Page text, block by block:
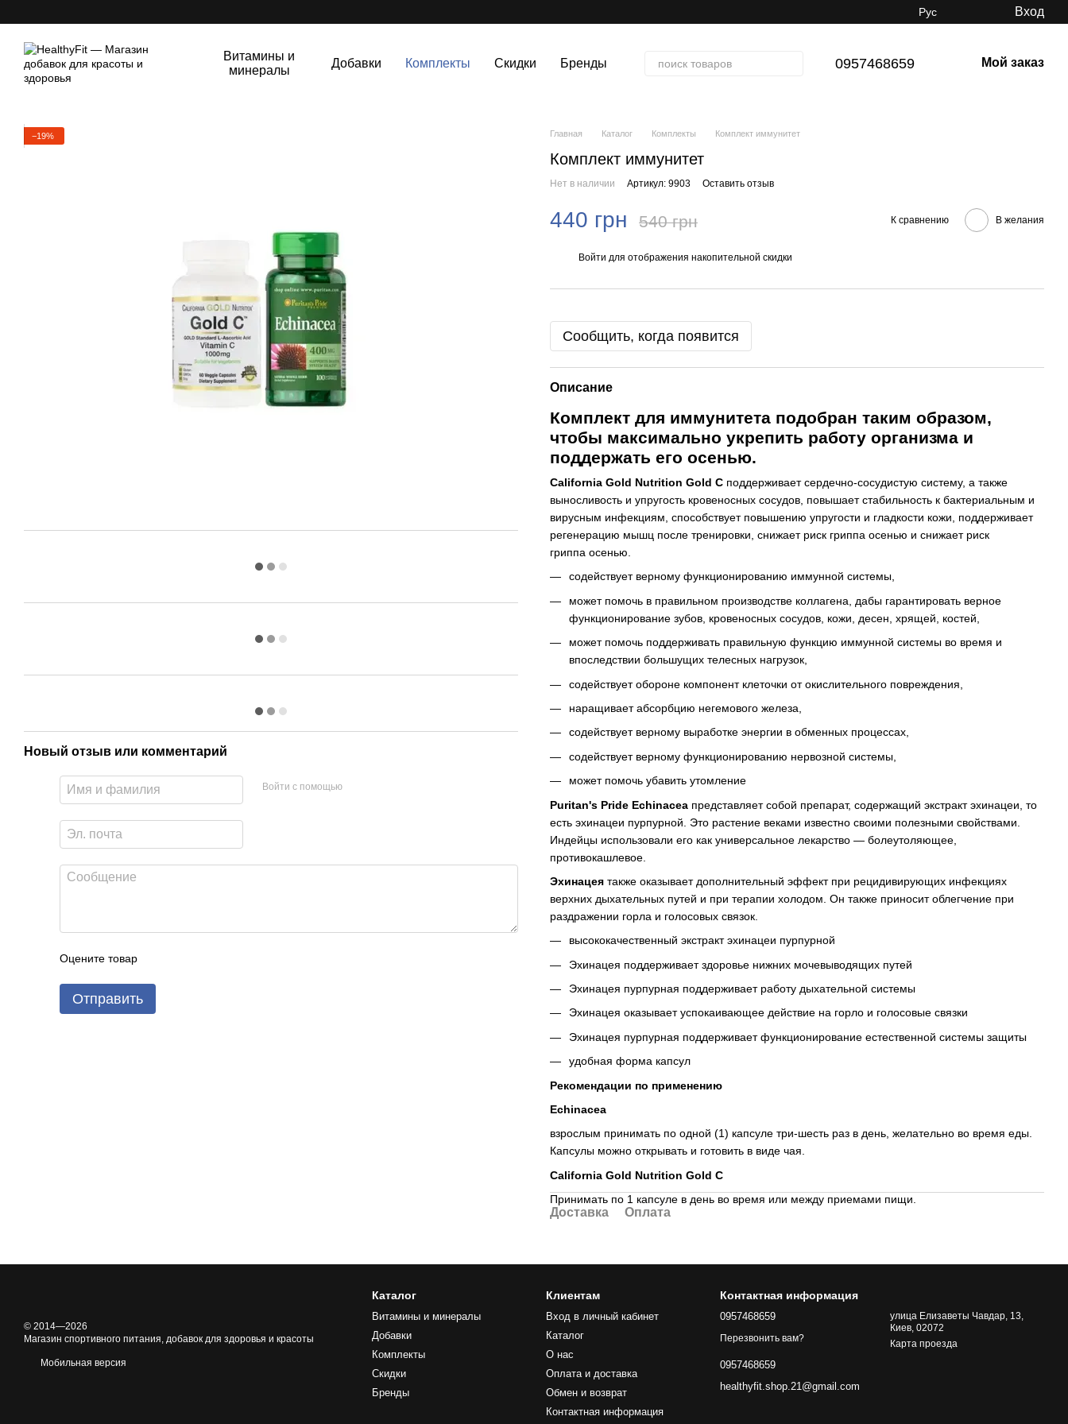
Рус Вход
Витамины и
минералы
Добавки Комплекты Скидки Бренды 0957468659 Мой заказ
−19%
Новый отзыв или комментарий
Войти с помощью
Оцените товар
Отправить
Главная Каталог Комплекты Комплект иммунитет
Комплект иммунитет
Нет в наличии Артикул: 9903 Оставить отзыв
440 грн 540 грн К сравнению В желания
Войти для отображения накопительной скидки
Сообщить, когда появится
Описание
Комплект для иммунитета подобран таким образом,
чтобы максимально укрепить работу организма и
поддержать его осенью.
California Gold Nutrition Gold C поддерживает сердечно-сосудистую систему, а также
выносливость и упругость кровеносных сосудов, повышает стабильность к бактериальным и
вирусным инфекциям, способствует повышению упругости и гладкости кожи, поддерживает
регенерацию мышц после тренировки, снижает риск гриппа осенью и снижает риск
гриппа осенью.
содействует верному функционированию иммунной системы,
может помочь в правильном производстве коллагена, дабы гарантировать верное
функционирование зубов, кровеносных сосудов, кожи, десен, хрящей, костей,
может помочь поддерживать правильную функцию иммунной системы во время и
впоследствии большущих телесных нагрузок,
содействует обороне компонент клеточки от окислительного повреждения,
наращивает абсорбцию негемового железа,
содействует верному выработке энергии в обменных процессах,
содействует верному функционированию нервозной системы,
может помочь убавить утомление
Puritan's Pride Echinacea представляет собой препарат, содержащий экстракт эхинацеи, то
есть эхинацеи пурпурной. Это растение веками известно своими полезными свойствами.
Индейцы использовали его как универсальное лекарство — болеутоляющее,
противокашлевое.
Эхинацея также оказывает дополнительный эффект при рецидивирующих инфекциях
верхних дыхательных путей и при терапии холодом. Он также приносит облегчение при
раздражении горла и голосовых связок.
высококачественный экстракт эхинацеи пурпурной
Эхинацея поддерживает здоровье нижних мочевыводящих путей
Эхинацея пурпурная поддерживает работу дыхательной системы
Эхинацея оказывает успокаивающее действие на горло и голосовые связки
Эхинацея пурпурная поддерживает функционирование естественной системы защиты
удобная форма капсул
Рекомендации по применению
Echinacea
взрослым принимать по одной (1) капсуле три-шесть раз в день, желательно во время еды.
Капсулы можно открывать и готовить в виде чая.
California Gold Nutrition Gold C
Принимать по 1 капсуле в день во время или между приемами пищи.
Доставка Оплата
© 2014—2026
Магазин спортивного питания, добавок для здоровья и красоты
Мобильная версия
Каталог
Витамины и минералы
Добавки
Комплекты
Скидки
Бренды
Клиентам
Вход в личный кабинет
Каталог
О нас
Оплата и доставка
Обмен и возврат
Контактная информация
Контактная информация
0957468659
Перезвонить вам?
0957468659
healthyfit.shop.21@gmail.com
улица Елизаветы Чавдар, 13,
Киев, 02072
Карта проезда